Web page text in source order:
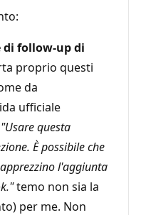
di follow-up di
proprio questi
da
ufficiale
"Usare questa
È possibile che
l'aggiunta
temo non sia la
per me. Non